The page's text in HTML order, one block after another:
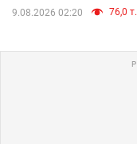
9.08.2026 02:20 76,0 т.